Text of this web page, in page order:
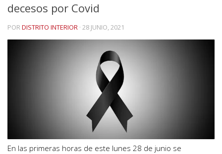
decesos por Covid
PORDISTRITO INTERIOR · 28 JUNIO, 2021
En las primeras horas de este lunes 28 de junio se